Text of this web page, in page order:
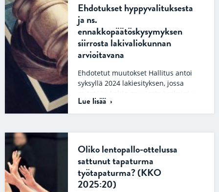
Ehdotukset hyppyvalituksesta
ja ns.
ennakkopäätöskysymyksen
siirrosta lakivaliokunnan
arvioitavana
Ehdotetut muutokset Hallitus antoi
syksyllä 2024 lakiesityksen, jossa
oikeutta koskeviin säännöksiin. Esitys
on ollut nyt lakivaliokunnan…
Lue lisää
Oliko lentopallo-ottelussa
sattunut tapaturma
työtapaturma? (KKO
2025:20)